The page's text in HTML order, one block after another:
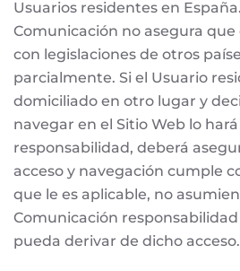
Usuarios residentes en
Comunicación no asegura
con legislaciones de otros
parcialmente. Si el Usuario
domiciliado en otro lugar y
navegar en el Sitio Web lo
responsabilidad, deberá
acceso y navegación cumple
que le es aplicable, no
Comunicación
pueda derivar de dicho acceso.